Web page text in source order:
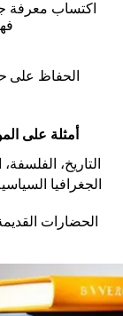
اكتساب معرفة
الحفاظ على
أمثلة على
التاريخ،
الجغرافيا
الحضارات